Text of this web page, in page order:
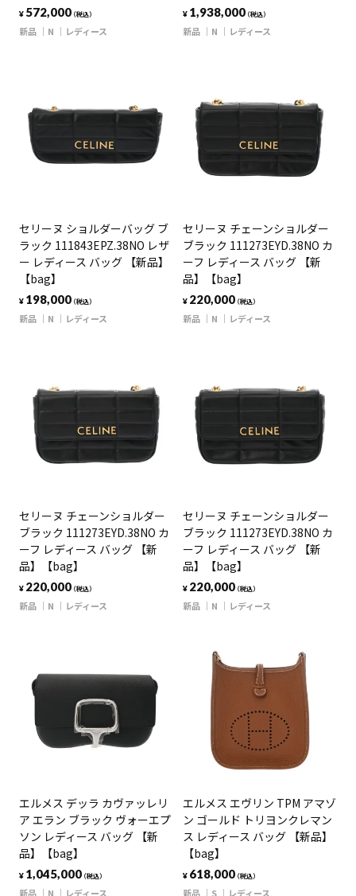
¥ 572,000（税込）
新品 N レディース
¥ 1,938,000（税込）
新品 N レディース
セリーヌ ショルダーバッグ ブ
ラック 111843EPZ.38NO レザ
ー レディース バッグ 【新品】
【bag】
¥ 198,000（税込）
新品 N レディース
セリーヌ チェーンショルダー
ブラック 111273EYD.38NO カ
ーフ レディース バッグ 【新
品】【bag】
¥ 220,000（税込）
新品 N レディース
セリーヌ チェーンショルダー
ブラック 111273EYD.38NO カ
ーフ レディース バッグ 【新
品】【bag】
¥ 220,000（税込）
新品 N レディース
セリーヌ チェーンショルダー
ブラック 111273EYD.38NO カ
ーフ レディース バッグ 【新
品】【bag】
¥ 220,000（税込）
新品 N レディース
エルメス デッラ カヴァッレリ
ア エラン ブラック ヴォーエプ
ソン レディース バッグ 【新
品】【bag】
¥ 1,045,000（税込）
新品 N レディース
エルメス エヴリン TPM アマゾ
ン ゴールド トリヨンクレマン
ス レディース バッグ 【新品】
【bag】
¥ 618,000（税込）
新品 S レディース